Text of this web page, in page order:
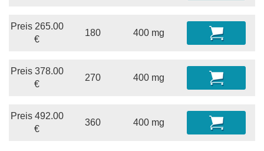
Preis 265.00
€
180 400 mg
Preis 378.00
€
270 400 mg
Preis 492.00
€
360 400 mg